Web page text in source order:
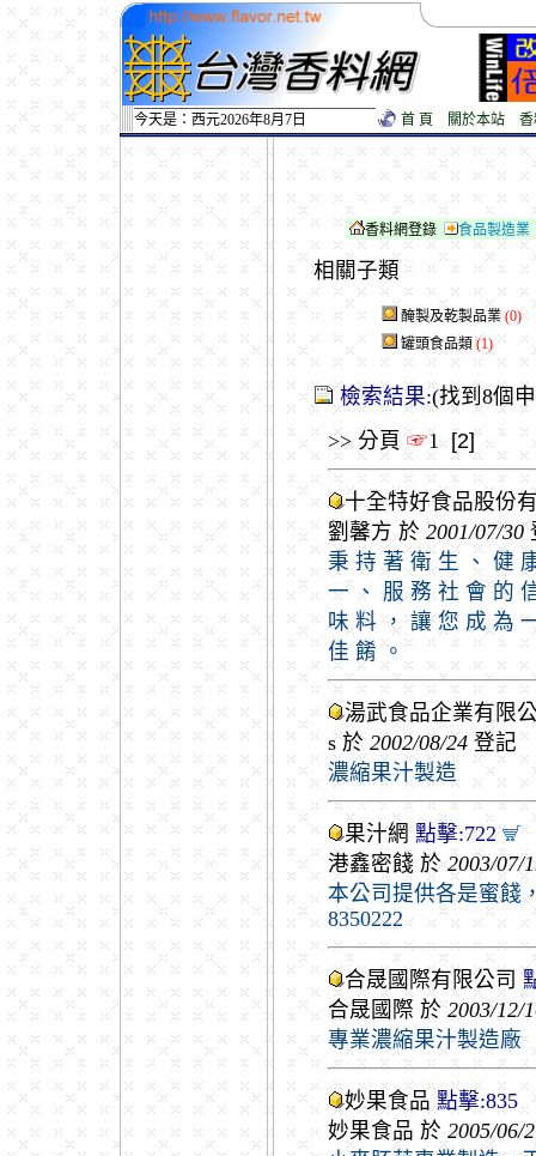
今天是：西元2026年8月7日 首 頁 關於本站
香料網登錄 食品製造業
相關子類
醃製及乾製品業 (0)
罐頭食品類 (1)
檢索結果:(找到8個
>> 分頁☞1[2]
十全特好食品股份
劉馨方 於 2001/07/30
秉 持 著 衛 生 、 健
一 、 服 務 社 會 的
味 料 ， 讓 您 成 為
佳 餚 。
湯武食品企業有限
s 於2002/08/24登記
濃縮果汁製造
果汁網 點擊:722
港鑫密餞 於2003/07/
本公司提供各是蜜餞
8350222
合晟國際有限公司
合晟國際 於2003/12/
專業濃縮果汁製造廠
妙果食品 點擊:835
妙果食品 於 2005/06/